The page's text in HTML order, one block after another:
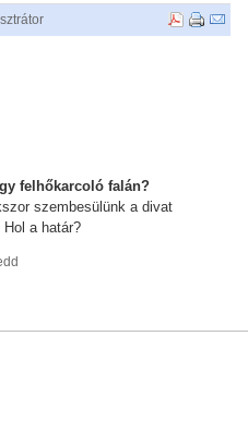
felhőkarcoló falán?
szembesülünk a divat
a határ?